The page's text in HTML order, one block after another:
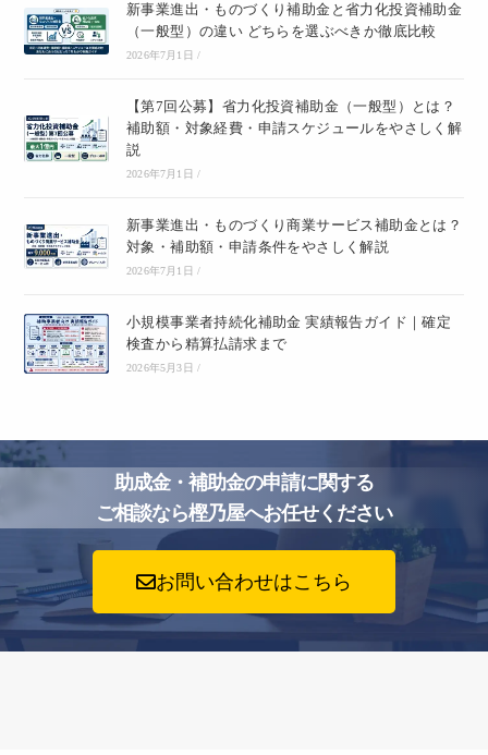
新事業進出・ものづくり補助金と省力化投資補助金
（一般型）の違い どちらを選ぶべきか徹底比較
2026年7月1日 /
【第7回公募】省力化投資補助金（一般型）とは？
補助額・対象経費・申請スケジュールをやさしく解
説
2026年7月1日 /
新事業進出・ものづくり商業サービス補助金とは？
対象・補助額・申請条件をやさしく解説
2026年7月1日 /
小規模事業者持続化補助金 実績報告ガイド｜確定
検査から精算払請求まで
2026年5月3日 /
助成金・補助金の申請に関する
ご相談なら樫乃屋へお任せください
お問い合わせはこちら